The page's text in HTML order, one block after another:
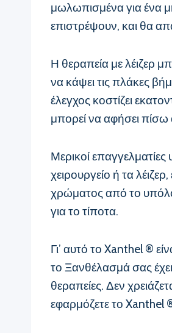
μωλωπισμένα για ένα
επιστρέψουν, και θα
Η θεραπεία με λέιζερ
να κάψει τις πλάκες
έλεγχος κοστίζει
μπορεί να αφήσει πίσω
Μερικοί
χειρουργείο ή τα
χρώματος από το
για το τίποτα.
Γι’ αυτό το Xanthel ®
το Ξανθέλασμά σας
θεραπείες. Δεν
εφαρμόζετε το Xanthel